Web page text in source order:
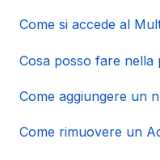
Come si accede al
Cosa posso fare nella
Come aggiungere un
Come rimuovere un